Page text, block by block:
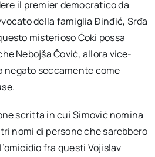
il premier democratico da
della famiglia Đinđić, Srđa
misterioso Ćoki possa
Nebojša Čović, allora vice-
negato seccamente come
scritta in cui Simović nomina
nomi di persone che sarebbero
fra questi Vojislav